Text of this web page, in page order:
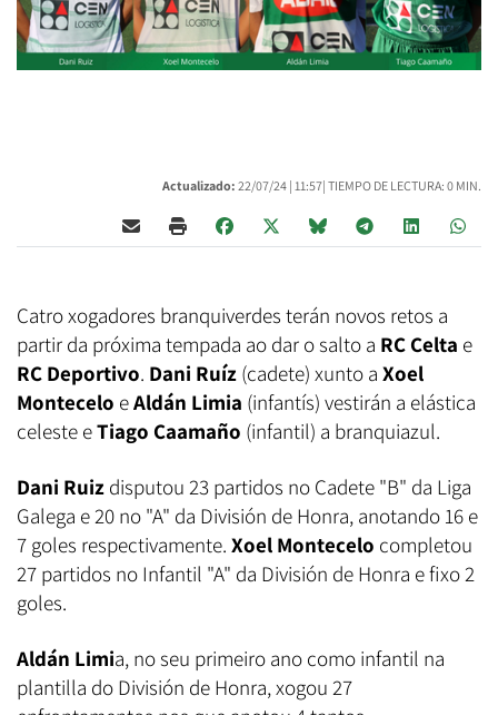
Actualizado: 22/07/24 | 11:57| TIEMPO DE LECTURA: 0 MIN.
Catro xogadores branquiverdes terán novos retos a
partir da próxima tempada ao dar o salto a RC Celta e
RC Deportivo. Dani Ruíz (cadete) xunto a Xoel
Montecelo eAldán Limia (infantís) vestirán a elástica
celeste eTiago Caamaño (infantil) a branquiazul.
Dani Ruiz disputou 23 partidos no Cadete "B" da Liga
Galega e 20 no "A" da División de Honra, anotando 16 e
7 goles respectivamente. Xoel Montecelo completou
27 partidos no Infantil "A" da División de Honra e fixo 2
goles.
Aldán Limia, no seu primeiro ano como infantil na
plantilla do División de Honra, xogou 27